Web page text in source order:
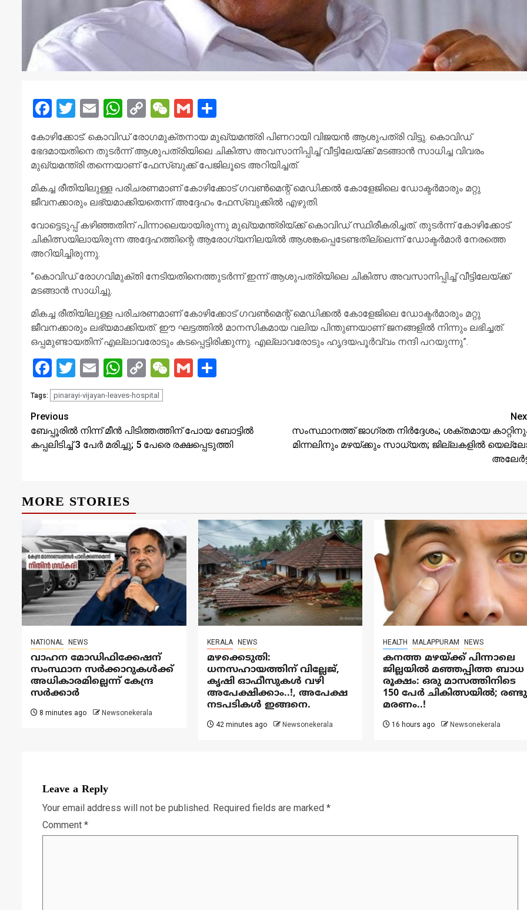
Facebook
Twitter
EmailWhatsApp
Copy
Link
WeChat
Gmail
കോഴിക്കോട്: കൊവിഡ് രോഗമുക്തനായ മുഖ്യമന്ത്രി പിണറായി വിജയന്‍ ആശുപത്രി വിട്ടു. കൊവിഡ്
ഭേദമായതിനെ തുടര്‍ന്ന് ആശുപത്രിയിലെ ചികിത്സ അവസാനിപ്പിച്ച് വീട്ടിലേയ്ക്ക് മടങ്ങാന്‍ സാധിച്ച വിവരം
മുഖ്യമന്ത്രി തന്നെയാണ് ഫേസ്ബുക്ക് പേജിലൂടെ അറിയിച്ചത്.
മികച്ച രീതിയിലുള്ള പരിചരണമാണ് കോഴിക്കോട് ഗവണ്‍മെന്റ് മെഡിക്കല്‍ കോളേജിലെ ഡോക്ടര്‍മാരും മറ്റു
ജീവനക്കാരും ലഭ്യമാക്കിയതെന്ന് അദ്ദേഹം ഫേസ്ബുക്കില്‍ എഴുതി.
വോട്ടെടുപ്പ് കഴിഞ്ഞതിന് പിന്നാലെയായിരുന്നു മുഖ്യമന്ത്രിയ്ക്ക് കൊവിഡ് സ്ഥിരീകരിച്ചത്. തുടര്‍ന്ന് കോഴിക്കോട്
ചികിത്സയിലായിരുന്ന അദ്ദേഹത്തിന്റെ ആരോഗ്യനിലയില്‍ ആശങ്കപ്പെടേണ്ടതില്ലെന്ന് ഡോക്ടര്‍മാര്‍ നേരത്തെ
അറിയിച്ചിരുന്നു.
”കൊവിഡ് രോഗവിമുക്തി നേടിയതിനെത്തുടര്‍ന്ന് ഇന്ന് ആശുപത്രിയിലെ ചികിത്സ അവസാനിപ്പിച്ച് വീട്ടിലേയ്ക്ക്
മടങ്ങാന്‍ സാധിച്ചു.
മികച്ച രീതിയിലുള്ള പരിചരണമാണ് കോഴിക്കോട് ഗവണ്‍മെന്റ് മെഡിക്കല്‍ കോളേജിലെ ഡോക്ടര്‍മാരും മറ്റു
ജീവനക്കാരും ലഭ്യമാക്കിയത്. ഈ ഘട്ടത്തില്‍ മാനസികമായ വലിയ പിന്തുണയാണ് ജനങ്ങളില്‍ നിന്നും ലഭിച്ചത്.
ഒപ്പമുണ്ടായതിന് എല്ലാവരോടും കടപ്പെട്ടിരിക്കുന്നു. എല്ലാവരോടും ഹൃദയപൂര്‍വ്വം നന്ദി പറയുന്നു”.
Facebook
Twitter
EmailWhatsApp
Copy
Link
WeChat
Gmail
Tags: pinarayi-vijayan-leaves-hospital
Continue
Reading
Previous
ബേപ്പൂരില്‍ നിന്ന് മീന്‍ പിടിത്തത്തിന് പോയ ബോട്ടില്‍
കപ്പലിടിച്ച് 3 പേര്‍ മരിച്ചു; 5 പേരെ രക്ഷപ്പെടുത്തി
സംസ്ഥാനത്ത് ജാഗ്രത നിര്‍ദ്ദേശം; ശക്തമായ
മിന്നലിനും മഴയ്ക്കും സാധ്യത; ജില്ലകളില്‍
MORE STORIES
NATIONAL NEWS
വാഹന മോഡിഫിക്കേഷന്
സംസ്ഥാന സർക്കാറുകൾക്ക്
അധികാരമില്ലെന്ന് കേന്ദ്ര
സർക്കാർ
8 minutes ago Newsonekerala
KERALA NEWS
മഴക്കെടുതി:
ധനസഹായത്തിന് വില്ലേജ്,
കൃഷി ഓഫീസുകൾ വഴി
അപേക്ഷിക്കാം..!, അപേക്ഷ
നടപടികൾ ഇങ്ങനെ.
42 minutes ago Newsonekerala
HEALTH MALAPPURAM NEWS
കനത്ത മഴയ്‌ക്ക് പിന്നാലെ
ജില്ലയിൽ മഞ്ഞപ്പിത്ത ബാധ
രൂക്ഷം: ഒരു മാസത്തിനിടെ
150 പേർ ചികിത്സയിൽ; രണ്ടു
മരണം..!
16 hours ago Newsonekerala
Leave a Reply
Your email address will not be published. Required fields are marked *
Comment *